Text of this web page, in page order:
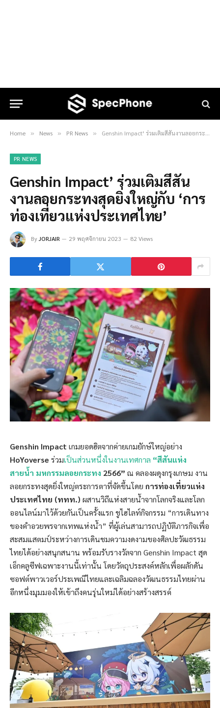
Home » News » PR News » Genshin Impact’ ร่วมเติมสีสันงานลอยกระทงสุดยิ่งใหญ่กับ ‘การท่องเที่ยวแห่งประเทศไทย’
PR NEWS
Genshin Impact’ ร่วมเติมสีสัน
งานลอยกระทงสุดยิ่งใหญ่กับ ‘การ
ท่องเที่ยวแห่งประเทศไทย’
ByJORJAIR 29 พฤศจิกายน 2023 82 Views
Genshin Impact เกมยอดฮิตจากค่ายเกมยักษ์ใหญ่อย่าง
HoYoverse ร่วมเป็นส่วนหนึ่งในงานเทศกาล “สีสันแห่ง
สายน้ำ มหกรรมลอยกระทง 2566” ณ คลองผดุงกรุงเกษม งาน
ลอยกระทงสุดยิ่งใหญ่ตระการตาที่จัดขึ้นโดย การท่องเที่ยวแห่ง
ประเทศไทย (ททท.) ผสานวิถีแห่งสายน้ำจากโลกจริงและโลก
ออนไลน์มาไว้ด้วยกันเป็นครั้งแรก ชูไฮไลท์กิจกรรม “การเดินทาง
ของคำอวยพรจากเทพแห่งน้ำ” ที่ผู้เล่นสามารถปฏิบัติภารกิจเพื่อ
สะสมแสตมป์ระหว่างการเดินชมความงดงามของศิลปะวัฒธรรม
ไทยได้อย่างสนุกสนาน พร้อมรับรางวัลจาก Genshin Impact สุด
เอ็กคลูซีฟเฉพาะงานนี้เท่านั้น โดยวัตถุประสงค์หลักเพื่อผลักดัน
ซอฟต์พาวเวอร์ประเพณีไทยและเฉลิมฉลองวัฒนธรรมไทยผ่าน
อีกหนึ่งมุมมองให้เข้าถึงคนรุ่นใหม่ได้อย่างสร้างสรรค์